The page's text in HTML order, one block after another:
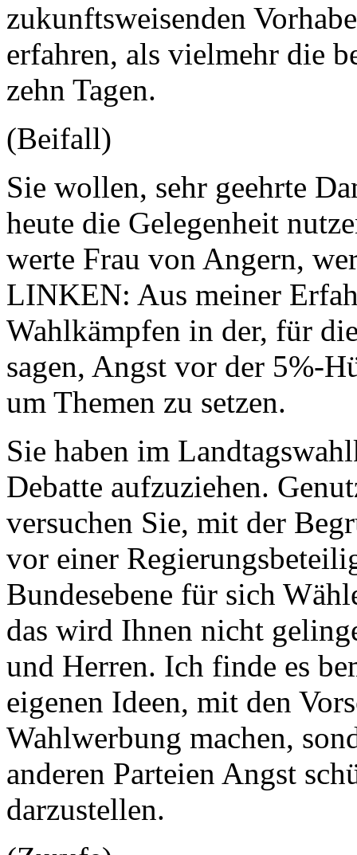
zukunftsweisenden
erfahren, als vielmehr die
zehn Tagen.
(Beifall)
Sie wollen, sehr geehrte
heute die Gelegenheit
werte Frau von Angern,
LINKEN: Aus meiner
Wahlkämpfen in der, für
sagen, Angst vor der 5%-
um Themen zu setzen.
Sie haben im
Debatte aufzuziehen.
versuchen Sie, mit der
vor einer
Bundesebene für sich
das wird Ihnen nicht
und Herren. Ich finde es
eigenen Ideen, mit den
Wahlwerbung machen,
anderen Parteien Angst
darzustellen.